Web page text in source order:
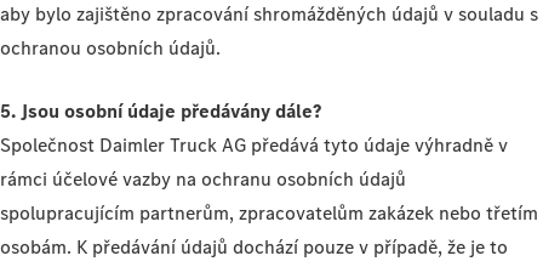
aby bylo zajištěno zpracování shromážděných údajů v souladu s
ochranou osobních údajů.
5. Jsou osobní údaje předávány dále?
Společnost Daimler Truck AG předává tyto údaje výhradně v
rámci účelové vazby na ochranu osobních údajů
spolupracujícím partnerům, zpracovatelům zakázek nebo třetím
osobám. K předávání údajů dochází pouze v případě, že je to